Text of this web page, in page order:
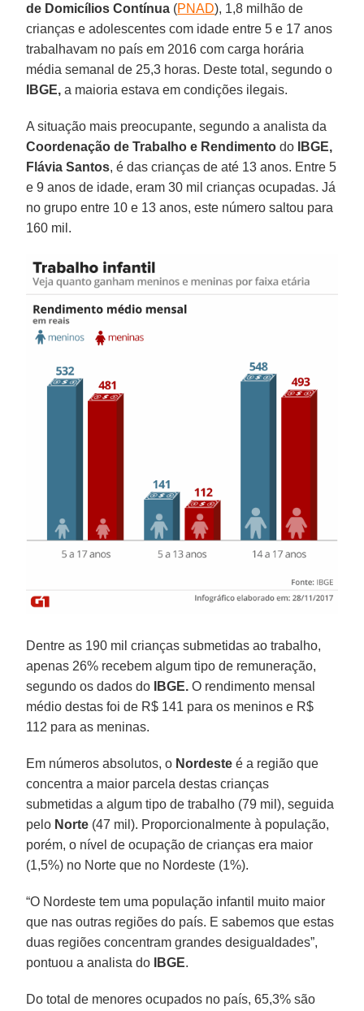
de Domicílios Contínua (PNAD), 1,8 milhão de
crianças e adolescentes com idade entre 5 e 17 anos
trabalhavam no país em 2016 com carga horária
média semanal de 25,3 horas. Deste total, segundo o
IBGE, a maioria estava em condições ilegais.
A situação mais preocupante, segundo a analista da
Coordenação de Trabalho e Rendimento do
IBGE,
Flávia Santos, é das crianças de até 13 anos. Entre 5
e 9 anos de idade, eram 30 mil crianças ocupadas. Já
no grupo entre 10 e 13 anos, este número saltou para
160 mil.
Dentre as 190 mil crianças submetidas ao trabalho,
apenas 26% recebem algum tipo de remuneração,
segundo os dados do
IBGE. O rendimento mensal
médio destas foi de R$ 141 para os meninos e R$
112 para as meninas.
Em números absolutos, o Nordeste é a região que
concentra a maior parcela destas crianças
submetidas a algum tipo de trabalho (79 mil), seguida
pelo Norte (47 mil). Proporcionalmente à população,
porém, o nível de ocupação de crianças era maior
(1,5%) no Norte que no Nordeste (1%).
“O Nordeste tem uma população infantil muito maior
que nas outras regiões do país. E sabemos que estas
duas regiões concentram grandes desigualdades”,
pontuou a analista do
IBGE.
Do total de menores ocupados no país, 65,3% são